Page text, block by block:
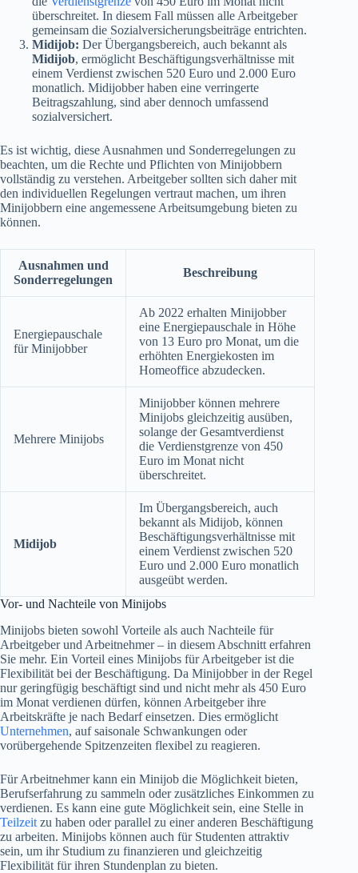
überschreitet. In diesem Fall müssen alle Arbeitgeber
gemeinsam die Sozialversicherungsbeiträge entrichten.
Midijob: Der Übergangsbereich, auch bekannt als
Midijob, ermöglicht Beschäftigungsverhältnisse mit
einem Verdienst zwischen 520 Euro und 2.000 Euro
monatlich. Midijobber haben eine verringerte
Beitragszahlung, sind aber dennoch umfassend
sozialversichert.
Es ist wichtig, diese Ausnahmen und Sonderregelungen zu
beachten, um die Rechte und Pflichten von Minijobbern
vollständig zu verstehen. Arbeitgeber sollten sich daher mit
den individuellen Regelungen vertraut machen, um ihren
Minijobbern eine angemessene Arbeitsumgebung bieten zu
können.
Ausnahmen und
Sonderregelungen
Beschreibung
Energiepauschale
für Minijobber
Ab 2022 erhalten Minijobber
eine Energiepauschale in Höhe
von 13 Euro pro Monat, um die
erhöhten Energiekosten im
Homeoffice abzudecken.
Mehrere Minijobs
Minijobber können mehrere
Minijobs gleichzeitig ausüben,
solange der Gesamtverdienst
die Verdienstgrenze von 450
Euro im Monat nicht
überschreitet.
Midijob
Im Übergangsbereich, auch
bekannt als Midijob, können
Beschäftigungsverhältnisse mit
einem Verdienst zwischen 520
Euro und 2.000 Euro monatlich
ausgeübt werden.
Vor- und Nachteile von Minijobs
Minijobs bieten sowohl Vorteile als auch Nachteile für
Arbeitgeber und Arbeitnehmer – in diesem Abschnitt erfahren
Sie mehr. Ein Vorteil eines Minijobs für Arbeitgeber ist die
Flexibilität bei der Beschäftigung. Da Minijobber in der Regel
nur geringfügig beschäftigt sind und nicht mehr als 450 Euro
im Monat verdienen dürfen, können Arbeitgeber ihre
Arbeitskräfte je nach Bedarf einsetzen. Dies ermöglicht
Unternehmen, auf saisonale Schwankungen oder
vorübergehende Spitzenzeiten flexibel zu reagieren.
Für Arbeitnehmer kann ein Minijob die Möglichkeit bieten,
Berufserfahrung zu sammeln oder zusätzliches Einkommen zu
verdienen. Es kann eine gute Möglichkeit sein, eine Stelle in
Teilzeit zu haben oder parallel zu einer anderen Beschäftigung
zu arbeiten. Minijobs können auch für Studenten attraktiv
sein, um ihr Studium zu finanzieren und gleichzeitig
Flexibilität für ihren Stundenplan zu bieten.